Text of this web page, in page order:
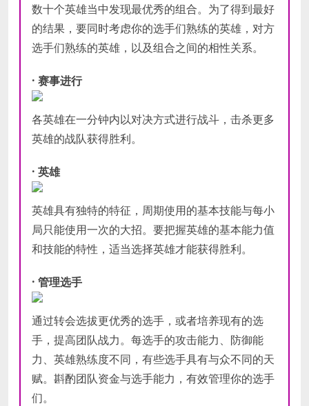
声卡 Yes.
声卡 Yes.
数十个英雄当中发现最优秀的组合。为了得到最好
的结果，要同时考虑你的选手们熟练的英雄，对方
选手们熟练的英雄，以及组合之间的相性关系。
· 赛事进行
各英雄在一分钟内以对决方式进行战斗，击杀更多
英雄的战队获得胜利。
· 英雄
英雄具有独特的特征，周期使用的基本技能与每小
局只能使用一次的大招。要把握英雄的基本能力值
和技能的特性，适当选择英雄才能获得胜利。
· 管理选手
通过转会选拔更优秀的选手，或者培养现有的选
手，提高团队战力。每选手的攻击能力、防御能
力、英雄熟练度不同，有些选手具有与众不同的天
赋。斟酌团队资金与选手能力，有效管理你的选手
们。